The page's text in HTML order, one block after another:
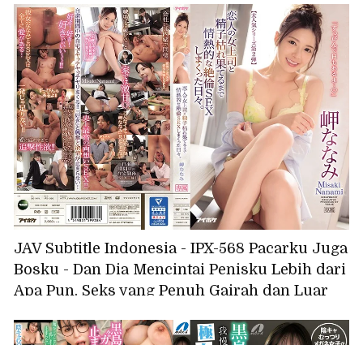
JAV Subtitle Indonesia - IPX-568 Pacarku Juga
Bosku - Dan Dia Mencintai Penisku Lebih dari
Apa Pun. Seks yang Penuh Gairah dan Luar
"Apakah Kau Mencintaiku Tanpa Riasan...?"